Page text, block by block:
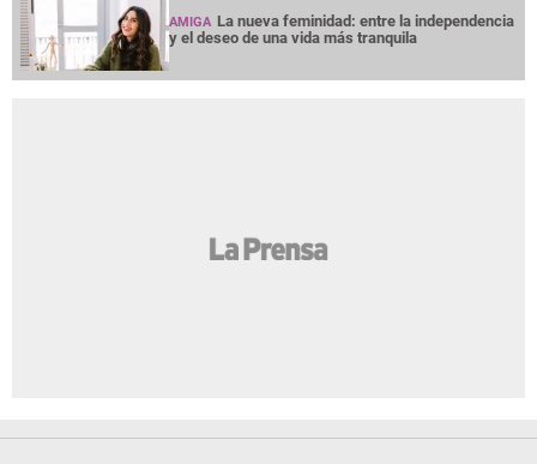
AMIGA La nueva feminidad: entre la independencia
y el deseo de una vida más tranquila